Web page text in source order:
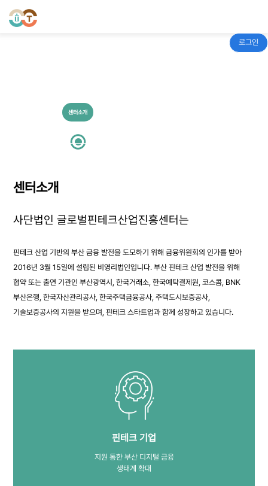
로그인
센터소개
센터소개
사단법인 글로벌핀테크산업진흥센터는
핀테크 산업 기반의 부산 금융 발전을 도모하기 위해 금융위원회의 인가를 받아
2016년 3월 15일에 설립된 비영리법인입니다. 부산 핀테크 산업 발전을 위해
협약 또는 출연 기관인 부산광역시, 한국거래소, 한국예탁결제원, 코스콤, BNK
부산은행, 한국자산관리공사, 한국주택금융공사, 주택도시보증공사,
기술보증공사의 지원을 받으며, 핀테크 스타트업과 함께 성장하고 있습니다.
핀테크 기업
지원 통한 부산 디지털 금융
생태계 확대